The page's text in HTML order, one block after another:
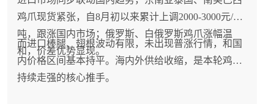
鸡爪现货紧张，自8月初以来累计上调2000-3000元/
吨，跟涨国内市场；俄罗斯、白俄罗斯鸡爪涨幅温
和，价差优势显现。
而进口棒腿、翅根波动有限，未出现普涨行情，和国
内价格区间基本持平。海内外供给收缩，是本轮鸡爪
持续走强的核心推手。